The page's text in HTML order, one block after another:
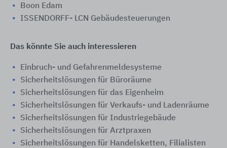
Boon Edam
ISSENDORFF- LCN Gebäudesteuerungen
Das könnte Sie auch interessieren
Einbruch- und Gefahrenmeldesysteme
Sicherheitslösungen für Büroräume
Sicherheitslösungen für das Eigenheim
Sicherheitslösungen für Verkaufs- und Ladenräume
Sicherheitslösungen für Industriegebäude
Sicherheitslösungen für Arztpraxen
Sicherheitslösungen für Handelsketten, Filialisten